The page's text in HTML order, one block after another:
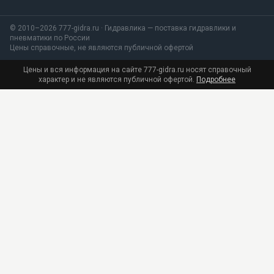
© 2010–2026 777-gidra.ru · Гидравлика — поставка гидравлики и
пневматики по России
Цены справочные, не являются публичной офертой
Цены и вся информация на сайте 777-gidra.ru носят справочный
характер и не являются публичной офертой. Подробнее